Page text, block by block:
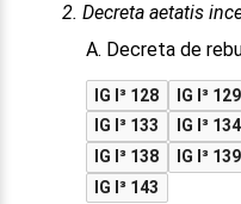
2. Decreta aetatis
A. Decreta de
IG I³ 128 IG I³ 129
IG I³ 133
IG I³ 134
IG I³ 138
IG I³ 139
IG I³ 143